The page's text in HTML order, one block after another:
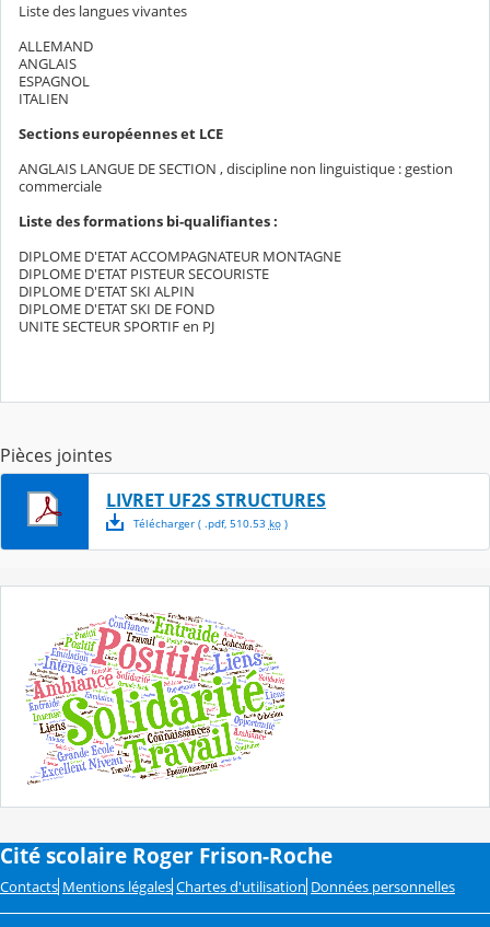
Liste des langues vivantes
ALLEMAND
ANGLAIS
ESPAGNOL
ITALIEN
Sections européennes et LCE
ANGLAIS LANGUE DE SECTION , discipline non linguistique : gestion
commerciale
Liste des formations bi-qualifiantes :
DIPLOME D'ETAT ACCOMPAGNATEUR MONTAGNE
DIPLOME D'ETAT PISTEUR SECOURISTE
DIPLOME D'ETAT SKI ALPIN
DIPLOME D'ETAT SKI DE FOND
UNITE SECTEUR SPORTIF en PJ
Pièces jointes
LIVRET UF2S STRUCTURES
Télécharger( .pdf, 510.53 ko)
Cité scolaire Roger Frison-Roche
Contacts Mentions légales Chartes d'utilisation Données personnelles